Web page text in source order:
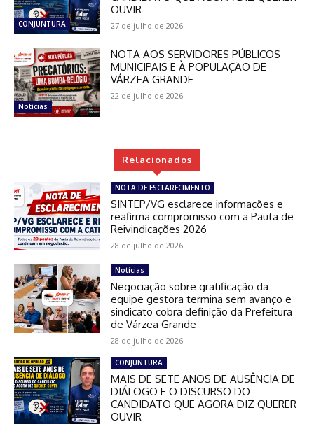
CONJUNTURA
OUVIR
27 de julho de 2026
Notícias
NOTA AOS SERVIDORES PÚBLICOS
MUNICIPAIS E À POPULAÇÃO DE
VÁRZEA GRANDE
22 de julho de 2026
Relacionados
NOTA DE ESCLARECIMENTO
SINTEP/VG esclarece informações e
reafirma compromisso com a Pauta de
Reivindicações 2026
28 de julho de 2026
Notícias
Negociação sobre gratificação da
equipe gestora termina sem avanço e
sindicato cobra definição da Prefeitura
de Várzea Grande
28 de julho de 2026
CONJUNTURA
MAIS DE SETE ANOS DE AUSÊNCIA DE
DIÁLOGO E O DISCURSO DO
CANDIDATO QUE AGORA DIZ QUERER
OUVIR